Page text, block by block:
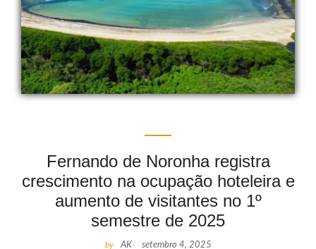
Fernando de Noronha registra
crescimento na ocupação hoteleira e
aumento de visitantes no 1º
semestre de 2025
by AK- setembro 4, 2025